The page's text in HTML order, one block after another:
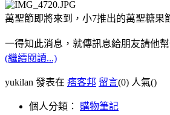
萬聖節即將來到，小7推出的萬聖糖果
一得知此消息，就傳訊息給朋友請他幫
(繼續閱讀...)
yukilan 發表在 痞客邦 留言(0) 人氣()
個人分類： 購物筆記